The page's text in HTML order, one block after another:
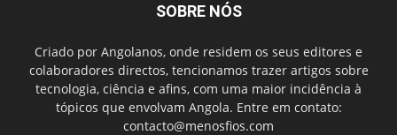
SOBRE NÓS
Criado por Angolanos, onde residem os seus editores e
colaboradores directos, tencionamos trazer artigos sobre
tecnologia, ciência e afins, com uma maior incidência à
tópicos que envolvam Angola. Entre em contato:
contacto@menosfios.com